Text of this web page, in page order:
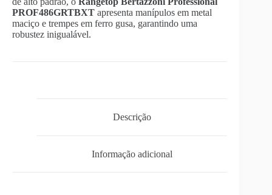
PROF486GRTBXT apresenta manípulos em metal
maciço e trempes em ferro gusa, garantindo uma
robustez inigualável.
Descrição
Informação adicional